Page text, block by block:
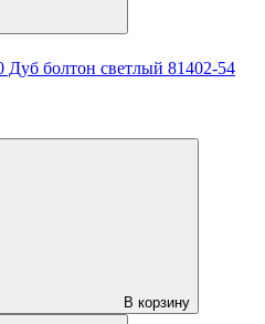
болтон светлый 81402-54
В корзину